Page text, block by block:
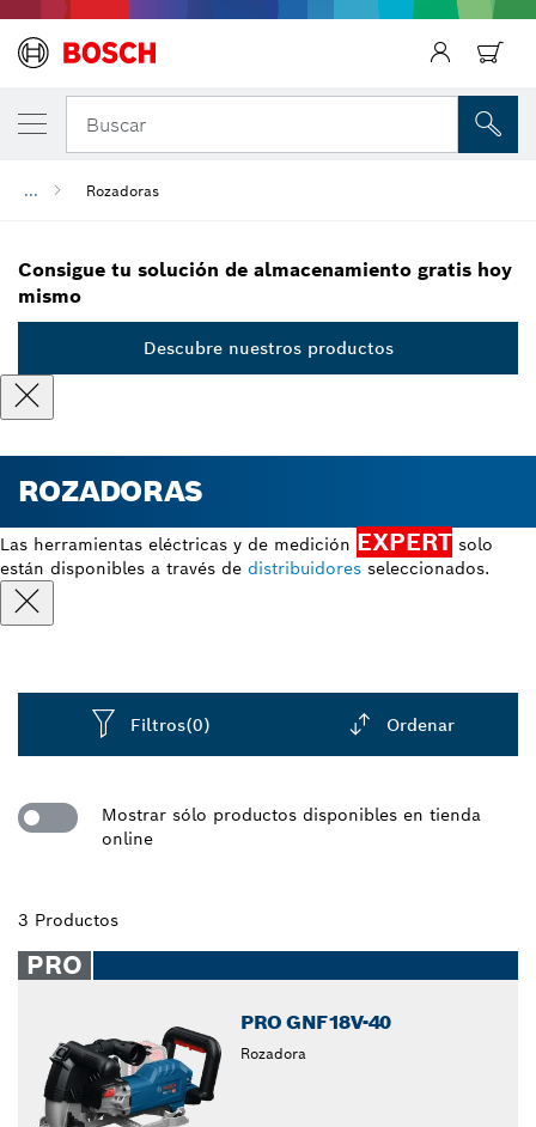
Buscar
... Rozadoras
Consigue tu solución de almacenamiento gratis hoy
mismo
Descubre nuestros productos
ROZADORAS
Las herramientas eléctricas y de medición EXPERT solo
están disponibles a través de distribuidores seleccionados.
Filtros(0) Ordenar
Mostrar sólo productos disponibles en tienda
online
3 Productos
PRO
PRO GNF18V-40
Rozadora